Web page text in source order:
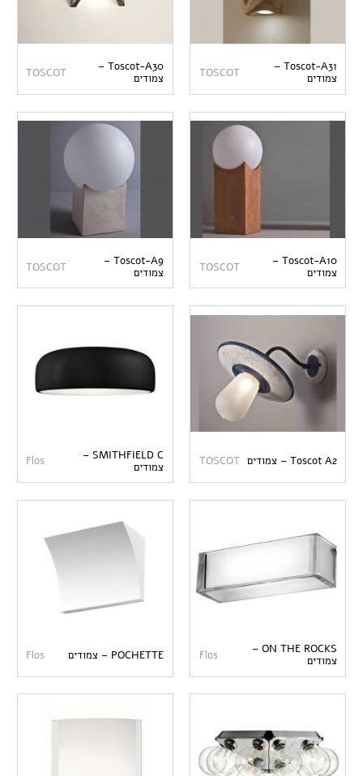
Toscot-A31 –
צמודים
TOSCOT
Toscot-A30 –
צמודים
TOSCOT
Toscot-A10 –
צמודים
TOSCOT
Toscot-A9 –
צמודים
TOSCOT
Toscot A2 – צמודים TOSCOT
SMITHFIELD C –
צמודים
Flos
ON THE ROCKS –
צמודים
Flos POCHETTE – צמודים Flos